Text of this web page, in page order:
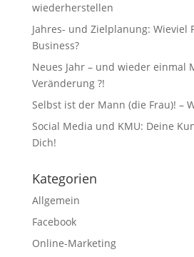
wiederherstellen
Jahres- und Zielplanung: Wieviel
Business?
Neues Jahr – und wieder einmal
Veränderung ?!
Selbst ist der Mann (die Frau)! –
Social Media und KMU: Deine
Dich!
Kategorien
Allgemein
Facebook
Online-Marketing